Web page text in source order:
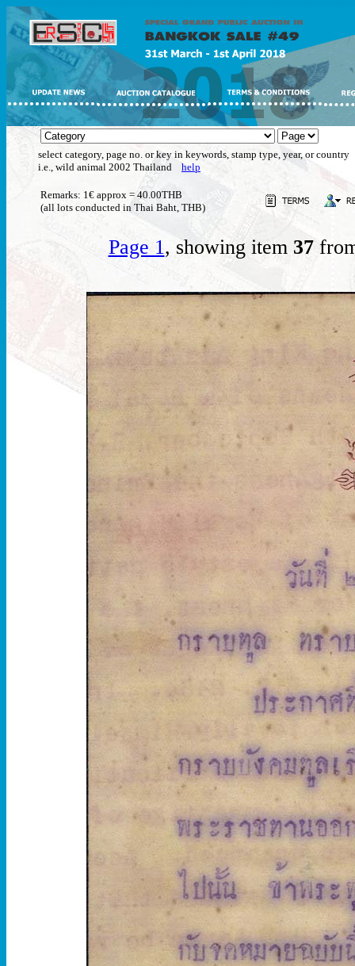
select category, page no. or key in keywords, stamp type, year, or country
i.e., wild animal 2002 Thailand help
Remarks: 1€ approx = 40.00THB
(all lots conducted in Thai Baht, THB)
Page 1, showing item 37